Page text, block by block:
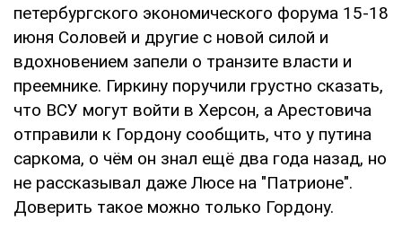
петербургского экономического форума 15-18
июня Соловей и другие с новой силой и
вдохновением запели о транзите власти и
преемнике. Гиркину поручили грустно сказать,
что ВСУ могут войти в Херсон, а Арестовича
отправили к Гордону сообщить, что у путина
саркома, о чём он знал ещё два года назад, но
не рассказывал даже Люсе на "Патрионе".
Доверить такое можно только Гордону.